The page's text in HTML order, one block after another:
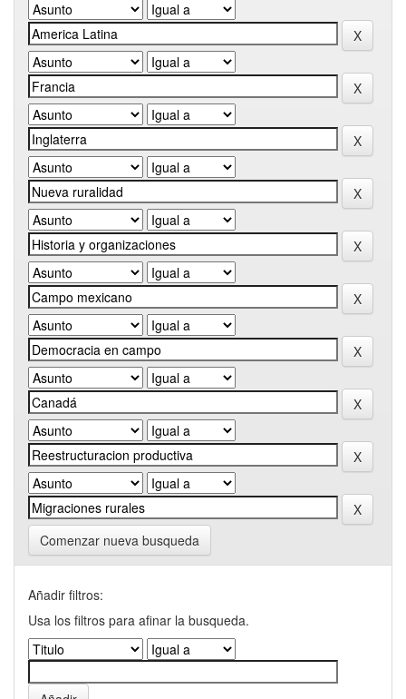
Comenzar nueva busqueda
Añadir filtros:
Usa los filtros para afinar la busqueda.